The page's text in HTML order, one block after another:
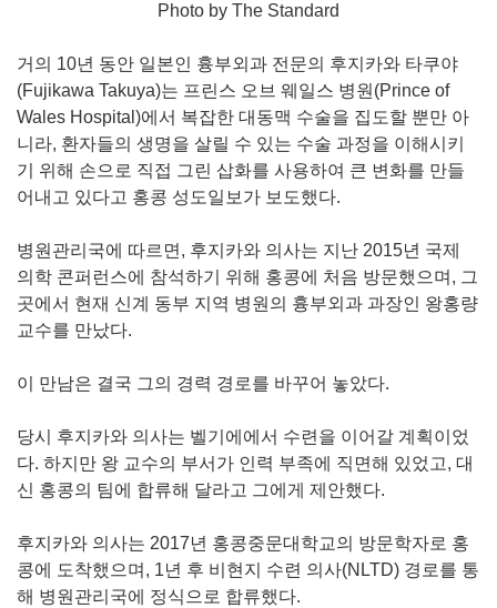
Photo by The Standard
거의 10년 동안 일본인 흉부외과 전문의 후지카와 타쿠야
(Fujikawa Takuya)는 프린스 오브 웨일스 병원(Prince of
Wales Hospital)에서 복잡한 대동맥 수술을 집도할 뿐만 아
니라, 환자들의 생명을 살릴 수 있는 수술 과정을 이해시키
기 위해 손으로 직접 그린 삽화를 사용하여 큰 변화를 만들
어내고 있다고 홍콩 성도일보가 보도했다.
병원관리국에 따르면, 후지카와 의사는 지난 2015년 국제
의학 콘퍼런스에 참석하기 위해 홍콩에 처음 방문했으며, 그
곳에서 현재 신계 동부 지역 병원의 흉부외과 과장인 왕홍량
교수를 만났다.
이 만남은 결국 그의 경력 경로를 바꾸어 놓았다.
당시 후지카와 의사는 벨기에에서 수련을 이어갈 계획이었
다. 하지만 왕 교수의 부서가 인력 부족에 직면해 있었고, 대
신 홍콩의 팀에 합류해 달라고 그에게 제안했다.
후지카와 의사는 2017년 홍콩중문대학교의 방문학자로 홍
콩에 도착했으며, 1년 후 비현지 수련 의사(NLTD) 경로를 통
해 병원관리국에 정식으로 합류했다.